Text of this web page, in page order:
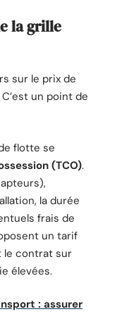
la grille
sur le prix de
un point de
flotte se
(TCO).
la durée
frais de
un tarif
le contrat sur
élevées.
: assurer